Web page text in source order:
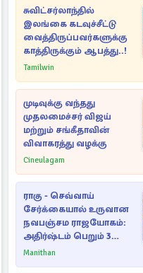
சுவிட்சர்லாந்தில்
இலங்கை கடவுச்சீட்டு
வைத்திருப்பவர்களுக்கு
காத்திருக்கும் ஆபத்து..!
Tamilwin
முடிவுக்கு வந்தது
முதலமைச்சர் விஜய்
மற்றும் சங்கீதாவின்
விவாகரத்து வழக்கு
Cineulagam
ராகு - செவ்வாய்
சேர்க்கையால் உருவான
நவபஞ்சம ராஜயோகம்:
அதிர்ஷ்டம் பெறும் 3
ராசிகள்!
Manithan